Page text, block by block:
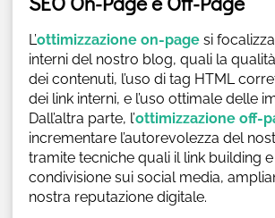
L’ottimizzazione on-pagesi
interni del nostro blog, quali la
dei contenuti, l’uso di tag HTML
dei link interni, e l’uso ottimale delle
Dall’altra parte, l’ottimizzazione off-
incrementare l’autorevolezza del
tramite tecniche quali il link building e
condivisione sui social media,
nostra reputazione digitale.